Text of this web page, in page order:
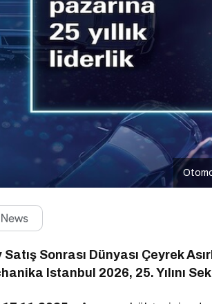
Sonrası Dünyası Çeyrek
Istanbul 2026, 25. Yılını